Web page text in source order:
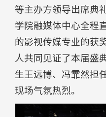
等主办方领导出席典
学院融媒体中心全程
的影视传媒专业的获
人共同见证了本届盛
生王远博、冯霏然担
现场气氛热烈。